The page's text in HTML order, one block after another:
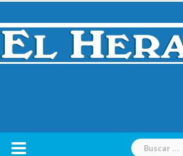
Skip
content
Buscar: